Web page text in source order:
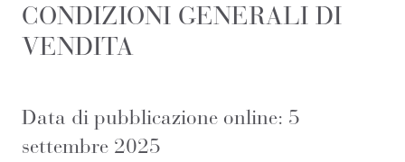
CONDIZIONI GENERALI DI
VENDITA
Data di pubblicazione online: 5
settembre 2025